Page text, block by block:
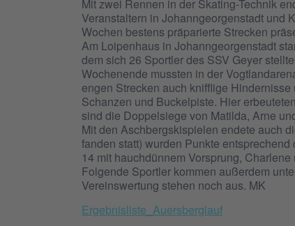
Mit zwei Rennen in der Skating-Technik
Veranstaltern in Johanngeorgenstadt und
Wochen bestens präparierte Strecken
Am Loipenhaus in Johanngeorgenstadt
dem sich 26 Sportler des SSV Geyer
Wochenende mussten in der
engen Strecken auch knifflige
Schanzen und Buckelpiste. Hier
sind die Doppelsiege von Matilda, Arne
Mit den Aschbergskispielen endete auch
fanden statt) wurden Punkte
14 mit hauchdünnem Vorsprung,
Folgende Sportler kommen außerdem
Vereinswertung stehen noch aus. MK
Ergebnisliste_Auersberglauf